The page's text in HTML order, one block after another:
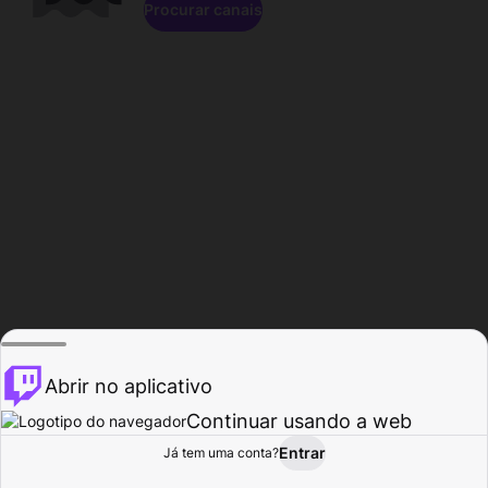
Procurar Atividade
Procurar canais
Abrir no aplicativo
Continuar usando a web
Já tem uma conta?Entrar